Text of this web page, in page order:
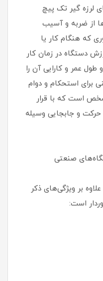
لرزه گیر تک پیچ
از ضربه و آسیب
که هنگام کار یا
دستگاه در زمان کار
عمر و کارایی آن را
برای استحکام و دوام
است که با قرار
حرکت و جابجایی وسیله
صنعتی
بر ویژگی‌های ذکر
است: